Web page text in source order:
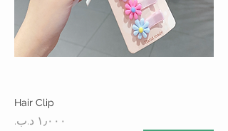
Hair Clip
السعر